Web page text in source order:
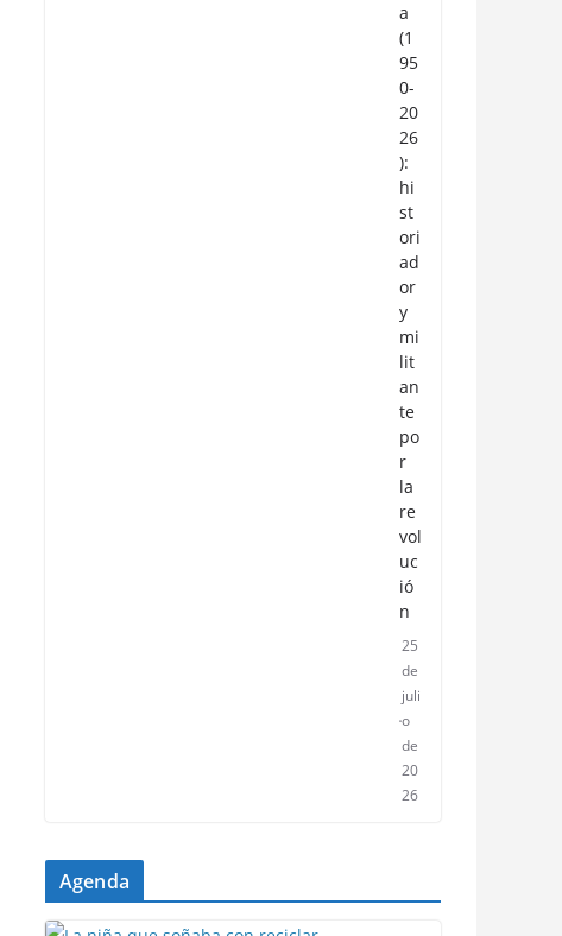
a
(1
95
0-
20
26
):
hi
st
ori
ad
or
y
mi
lit
an
te
po
r
la
re
vol
uc
ió
n
25
de
juli
o
de
20
26
Agenda